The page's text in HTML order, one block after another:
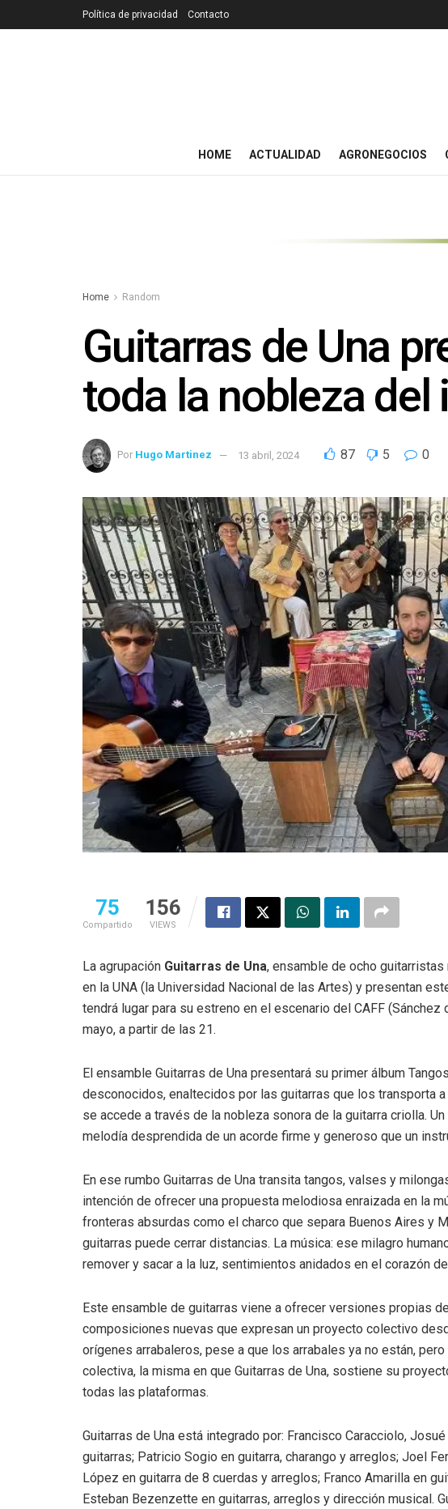
Política de privacidad Contacto
HOME ACTUALIDAD AGRONEGOCIOS
Home Random
Guitarras de Una
toda la nobleza
Por Hugo Martinez 13 abril, 2024 87 5 0
75
Compartido
156
VIEWS
La agrupación Guitarras de Una, ensamble de ocho
en la UNA (la Universidad Nacional de las Artes) y presentan
tendrá lugar para su estreno en el escenario del CAFF
mayo, a partir de las 21.
El ensamble Guitarras de Una presentará su primer álbum
desconocidos, enaltecidos por las guitarras que los transporta
se accede a través de la nobleza sonora de la guitarra criolla.
melodía desprendida de un acorde firme y generoso que un
En ese rumbo Guitarras de Una transita tangos, valses y
intención de ofrecer una propuesta melodiosa enraizada en la
fronteras absurdas como el charco que separa Buenos Aires y
guitarras puede cerrar distancias. La música: ese milagro
remover y sacar a la luz, sentimientos anidados en el corazón
Este ensamble de guitarras viene a ofrecer versiones propias
composiciones nuevas que expresan un proyecto colectivo
orígenes arrabaleros, pese a que los arrabales ya no están,
colectiva, la misma en que Guitarras de Una, sostiene su
todas las plataformas.
Guitarras de Una está integrado por: Francisco Caracciolo,
guitarras; Patricio Sogio en guitarra, charango y arreglos; Joel
López en guitarra de 8 cuerdas y arreglos; Franco Amarilla en
Esteban Bezenzette en guitarras, arreglos y dirección musical.